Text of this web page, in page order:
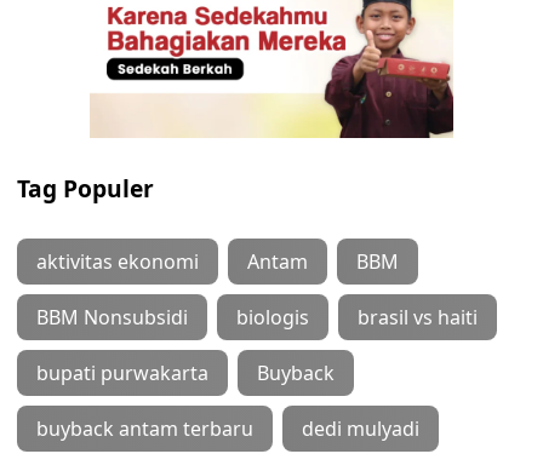
Tag Populer
aktivitas ekonomi Antam BBM
BBM Nonsubsidi biologis brasil vs haiti
bupati purwakarta Buyback
buyback antam terbaru dedi mulyadi